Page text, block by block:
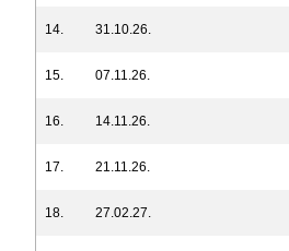
14. 31.10.26.
15. 07.11.26.
16. 14.11.26.
17. 21.11.26.
18. 27.02.27.